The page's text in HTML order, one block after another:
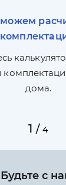
дома.
1 /4
с